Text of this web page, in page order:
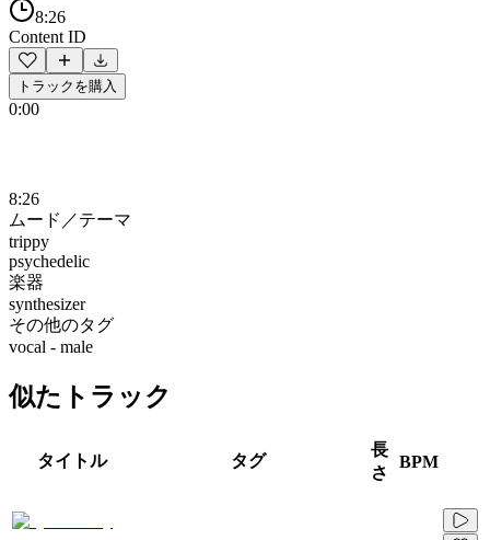
8:26
Content ID
トラックを購入
0:00
8:26
ムード／テーマ
trippy
psychedelic
楽器
synthesizer
その他のタグ
vocal - male
似たトラック
タイトル タグ
長
さ
BPM